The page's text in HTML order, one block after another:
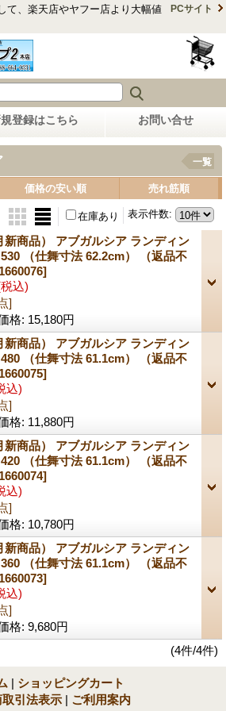
て、楽天店やヤフー店より大幅値
PCサイト
登録はこちら お問い合せ
一覧
価格の安い順 売れ筋順
表示件数:
在庫あり
新商品） アブガルシア ランディン
（仕舞寸法 62.2cm） （返品不
込)
]
格: 15,180円
新商品） アブガルシア ランディン
（仕舞寸法 61.1cm） （返品不
込)
]
格: 11,880円
新商品） アブガルシア ランディン
（仕舞寸法 61.1cm） （返品不
込)
]
格: 10,780円
新商品） アブガルシア ランディン
（仕舞寸法 61.1cm） （返品不
込)
]
格: 9,680円
(4件/4件)
| ショッピングカート
引法表示 | ご利用案内